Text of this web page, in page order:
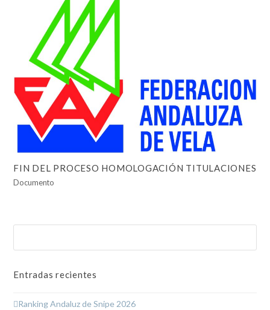
FIN DEL PROCESO HOMOLOGACIÓN TITULACIONES
Documento
Entradas recientes
Ranking Andaluz de Snipe 2026